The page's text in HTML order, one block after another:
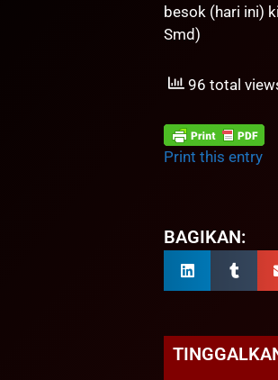
besok (hari ini)
Smd)
96 total
Print this entry
BAGIKAN: